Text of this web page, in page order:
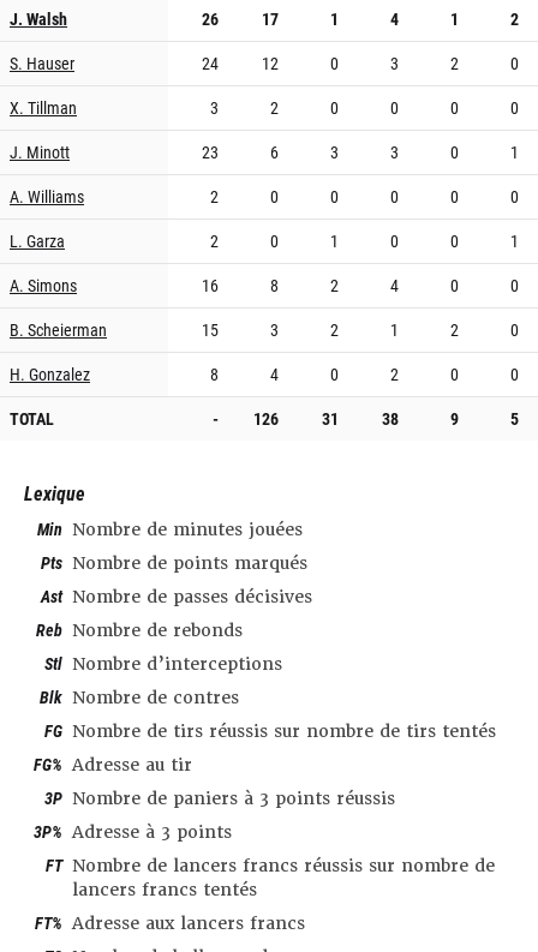
J. Walsh
26 17 1 4 1
2
S. Hauser
24 12 0 3 2
0
X. Tillman
3 2 0 0 0
0
J. Minott
23 6 3 3 0
1
A. Williams
2 0 0 0 0
0
L. Garza
2 0 1 0 0
1
A. Simons
16 8 2 4 0
0
B. Scheierman
15 3 2 1 2
0
H. Gonzalez
8 4 0 2 0
0
TOTAL
- 126 31 38 9 5
Lexique
Min Nombre de minutes jouées
Pts Nombre de points marqués
Ast Nombre de passes décisives
Reb Nombre de rebonds
Stl Nombre d’interceptions
Blk Nombre de contres
FG Nombre de tirs réussis sur nombre de tirs tentés
FG% Adresse au tir
3P Nombre de paniers à 3 points réussis
3P% Adresse à 3 points
FT Nombre de lancers francs réussis sur nombre de
lancers francs tentés
FT% Adresse aux lancers francs